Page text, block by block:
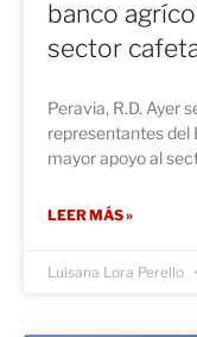
banco
sector
Peravia, R.D. Ayer
representantes del
mayor apoyo al
LEER MÁS »
Luisana Lora Perello